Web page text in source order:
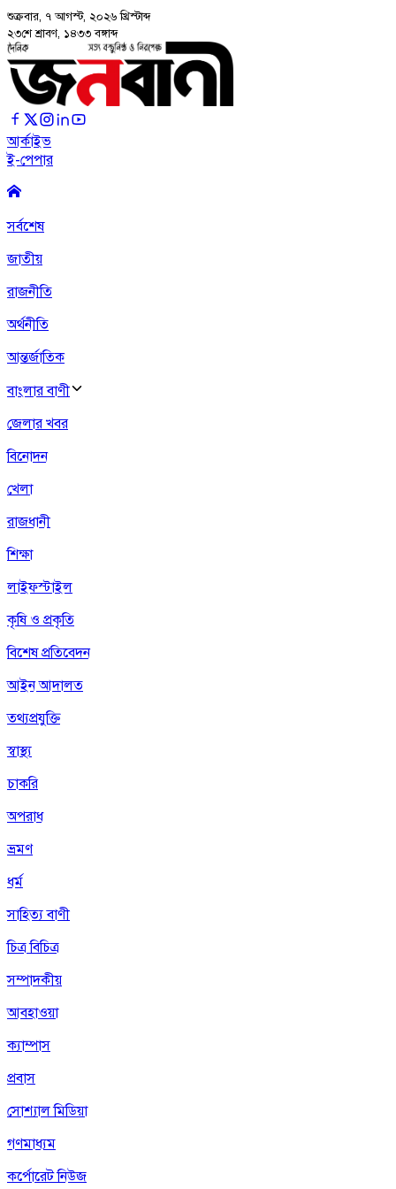
শুক্রবার, ৭ আগস্ট, ২০২৬ খ্রিস্টাব্দ
২৩শে শ্রাবণ, ১৪৩৩ বঙ্গাব্দ
আর্কাইভ
ই-পেপার
সর্বশেষ
জাতীয়
রাজনীতি
অর্থনীতি
আন্তর্জাতিক
বাংলার বাণী
জেলার খবর
বিনোদন
খেলা
রাজধানী
শিক্ষা
লাইফস্টাইল
কৃষি ও প্রকৃতি
বিশেষ প্রতিবেদন
আইন আদালত
তথ্যপ্রযুক্তি
স্বাস্থ্য
চাকরি
অপরাধ
ভ্রমণ
ধর্ম
সাহিত্য বাণী
চিত্র বিচিত্র
সম্পাদকীয়
আবহাওয়া
ক্যাম্পাস
প্রবাস
সোশ্যাল মিডিয়া
গণমাধ্যম
কর্পোরেট নিউজ